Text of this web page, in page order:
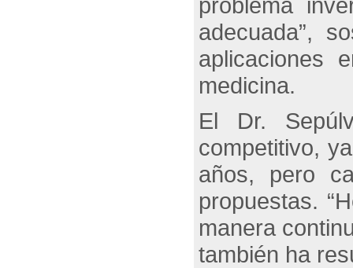
adecuada”,
aplicaciones
medicina.
El Dr.
competitivo,
años, pero
propuestas.
manera
también ha